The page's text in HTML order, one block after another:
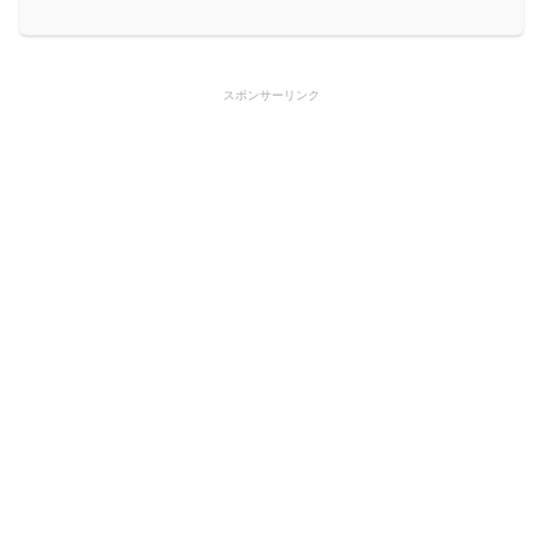
スポンサーリンク